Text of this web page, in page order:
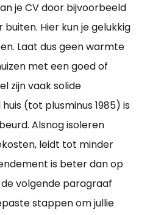
je CV door bijvoorbeeld
Hier kun je gelukkig
Laat dus geen warmte
met een goed of
zijn vaak solide
(tot plusminus 1985) is
Alsnog isoleren
leidt tot minder
is beter dan op
volgende paragraaf
stappen om jullie